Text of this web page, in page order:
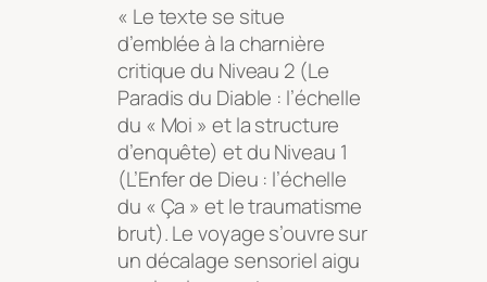
« Le texte se situe
d’emblée à la charnière
critique du Niveau 2 (Le
Paradis du Diable : l’échelle
du « Moi » et la structure
d’enquête) et du Niveau 1
(L’Enfer de Dieu : l’échelle
du « Ça » et le traumatisme
brut). Le voyage s’ouvre sur
un décalage sensoriel aigu